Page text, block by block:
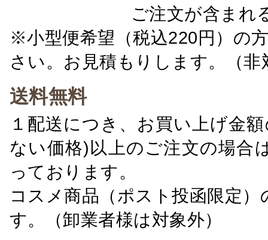
ご注文が含ま
※小型便希望（税込220円）の
さい。お見積もりします。（非
送料無料
１配送につき、お買い上げ金
ない価格)以上のご注文の場合
っております。
コスメ商品（ポスト投函限定
す。（卸業者様は対象外）